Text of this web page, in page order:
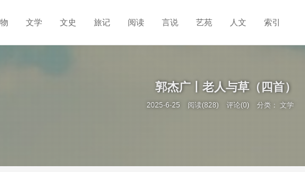
文学 文史 旅记 阅读 言说 艺苑 人文 索引
郭杰广丨老人与草（四首）
2025-6-25 阅读(828) 评论(0) 分类：文学